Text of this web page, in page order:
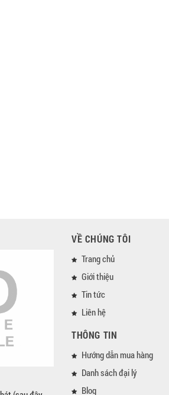
VỀ CHÚNG TÔI
Trang chủ
Giới thiệu
Tin tức
Liên hệ
THÔNG TIN
Hướng dẫn mua hàng
Danh sách đại lý
Blog